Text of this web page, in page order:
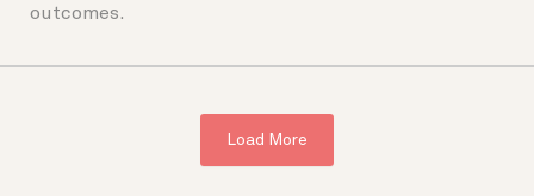
outcomes.
Load More